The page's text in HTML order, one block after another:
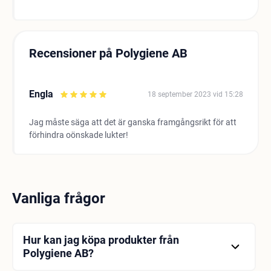
Recensioner på Polygiene AB
Engla 18 september 2023 vid 15:28
Jag måste säga att det är ganska framgångsrikt för att
förhindra oönskade lukter!
Vanliga frågor
Hur kan jag köpa produkter från
Polygiene AB?